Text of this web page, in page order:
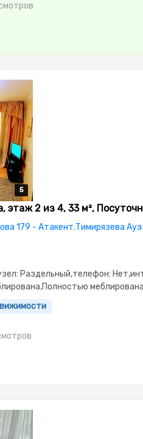
бытовая
5
5
5
5
5
этаж 2 из 4, 33 м²,
179 - Атакент.Тимирязева
Раздельный,телефон: